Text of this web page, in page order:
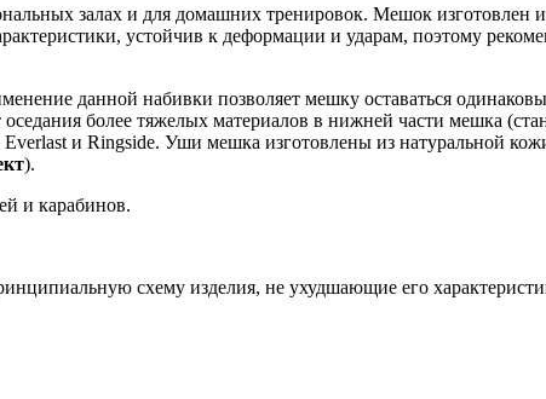
залах и для домашних тренировок. Мешок изготовлен
устойчив к деформации и ударам, поэтому
данной набивки позволяет мешку оставаться
более тяжелых материалов в нижней части мешка
и Ringside. Уши мешка изготовлены из натуральной
).
и карабинов.
схему изделия, не ухудшающие его